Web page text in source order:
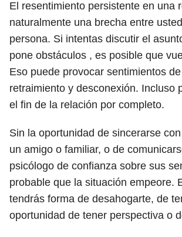
El resentimiento persistente en una
naturalmente una brecha entre
persona. Si intentas discutir el
pone obstáculos , es posible que
Eso puede provocar sentimientos
retraimiento y desconexión. Incluso
el fin de la relación por completo.
Sin la oportunidad de sincerarse
un amigo o familiar, o de
psicólogo de confianza sobre sus
probable que la situación empeore.
tendrás forma de desahogarte, de
oportunidad de tener perspectiva o